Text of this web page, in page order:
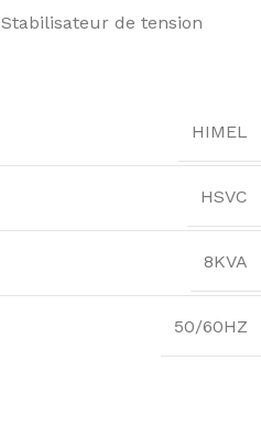
Stabilisateur de tension
HIMEL
HSVC
8KVA
50/60HZ